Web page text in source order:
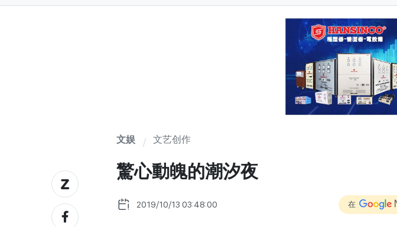
文娱 文艺创作
驚心動魄的潮汐夜
2019/10/13 03:48:00 在